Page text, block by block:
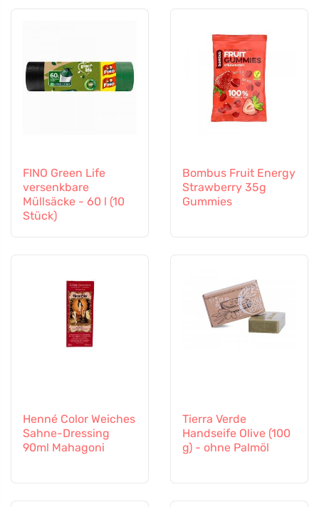
FINO Green Life
versenkbare
Müllsäcke - 60 l (10
Stück)
Bombus Fruit Energy
Strawberry 35g
Gummies
Henné Color Weiches
Sahne-Dressing
90ml Mahagoni
Tierra Verde
Handseife Olive (100
g) - ohne Palmöl